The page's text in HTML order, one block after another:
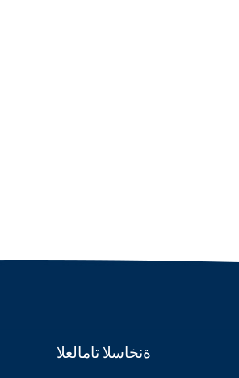
ةنخاسلا تامالعلا